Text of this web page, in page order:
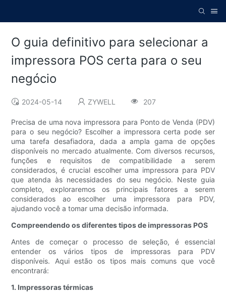
O guia definitivo para selecionar a
impressora POS certa para o seu
negócio
2024-05-14 ZYWELL 207
Precisa de uma nova impressora para Ponto de Venda (PDV)
para o seu negócio? Escolher a impressora certa pode ser
uma tarefa desafiadora, dada a ampla gama de opções
disponíveis no mercado atualmente. Com diversos recursos,
funções e requisitos de compatibilidade a serem
considerados, é crucial escolher uma impressora para PDV
que atenda às necessidades do seu negócio. Neste guia
completo, exploraremos os principais fatores a serem
considerados ao escolher uma impressora para PDV,
ajudando você a tomar uma decisão informada.
Compreendendo os diferentes tipos de impressoras POS
Antes de começar o processo de seleção, é essencial
entender os vários tipos de impressoras para PDV
disponíveis. Aqui estão os tipos mais comuns que você
encontrará:
1. Impressoras térmicas